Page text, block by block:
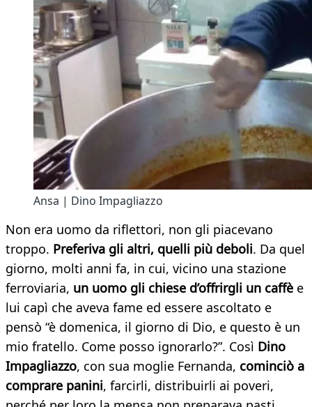
Ansa | Dino Impagliazzo
Non era uomo da riflettori, non gli piacevano
troppo. Preferiva gli altri, quelli più deboli. Da quel
giorno, molti anni fa, in cui, vicino una stazione
ferroviaria, un uomo gli chiese d’offrirgli un caffè e
lui capì che aveva fame ed essere ascoltato e
pensò “è domenica, il giorno di Dio, e questo è un
mio fratello. Come posso ignorarlo?”. Così Dino
Impagliazzo, con sua moglie Fernanda, cominciò a
comprare panini, farcirli, distribuirli ai poveri,